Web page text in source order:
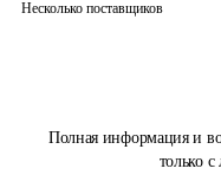
Полная информация и
только
Несколько поставщиков